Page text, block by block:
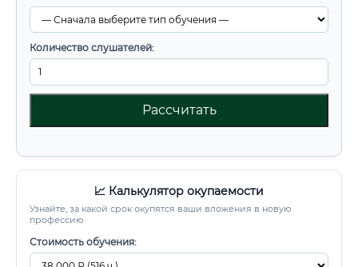
Количество слушателей:
Рассчитать
📈 Калькулятор окупаемости
Узнайте, за какой срок окупятся ваши вложения в новую
профессию
Стоимость обучения: